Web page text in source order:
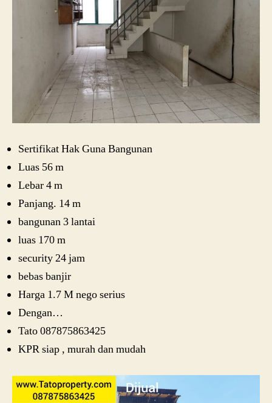
Sertifikat Hak Guna Bangunan
Luas 56 m
Lebar 4 m
Panjang. 14 m
bangunan 3 lantai
luas 170 m
security 24 jam
bebas banjir
Harga 1.7 M nego serius
Dengan…
Tato 087875863425
KPR siap , murah dan mudah